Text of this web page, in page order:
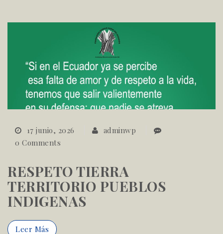
17 junio, 2026
adminwp
0 Comments
RESPETO TIERRA
TERRITORIO PUEBLOS
INDIGENAS
Leer Más